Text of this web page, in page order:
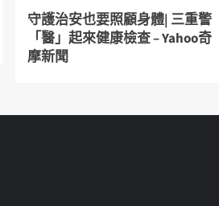
守護治安也要照顧身體| 三重警
「醫」起來健康檢查 – Yahoo奇
摩新聞